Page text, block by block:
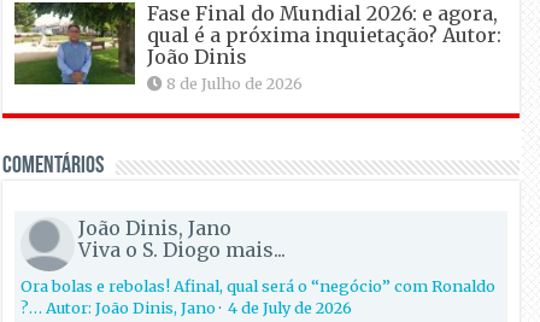
Fase Final do Mundial 2026: e agora,
qual é a próxima inquietação? Autor:
João Dinis
8 de Julho de 2026
Comentários
João Dinis, Jano
Viva o S. Diogo mais...
Ora bolas e rebolas! Afinal, qual será o “negócio” com Ronaldo
?… Autor: João Dinis, Jano·4 de July de 2026